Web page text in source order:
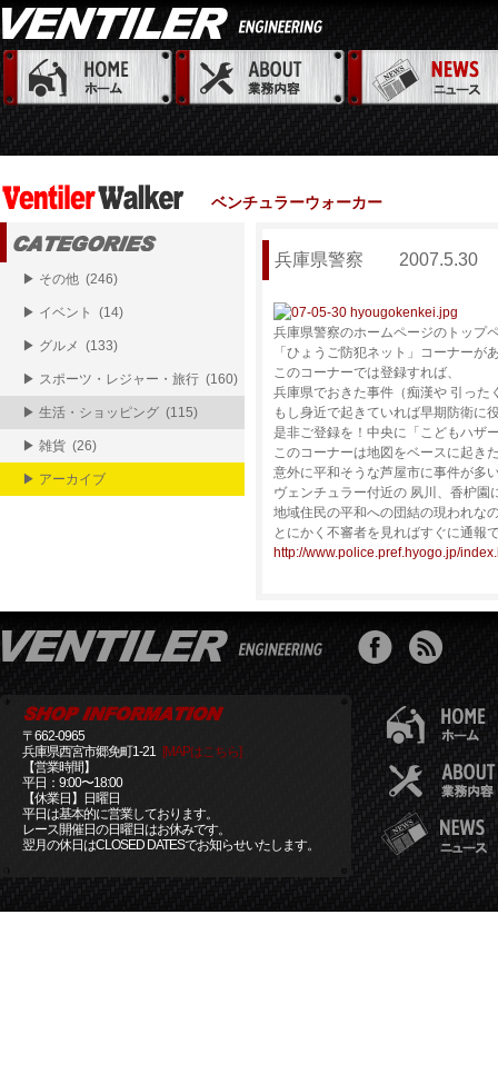
ベンチュラーウォーカー
兵庫県警察 2007.5.30
兵庫県警察のホームページのトップ
「ひょうご防犯ネット」コーナーが
このコーナーでは登録すれば、
兵庫県でおきた事件（痴漢や 引った
もし身近で起きていれば早期防衛に
是非ご登録を！中央に「こどもハザ
このコーナーは地図をベースに起き
意外に平和そうな芦屋市に事件が多
ヴェンチュラー付近の 夙川、香枦
地域住民の平和への団結の現われな
とにかく不審者を見ればすぐに通報
http://www.police.pref.hyogo.jp/
▶ その他 (246)
▶ イベント (14)
▶ グルメ (133)
▶ スポーツ・レジャー・旅行 (160)
▶ 生活・ショッピング (115)
▶ 雑貨 (26)
▶ アーカイブ
〒662-0965
兵庫県西宮市郷免町1-21 [MAPはこちら]
【営業時間】
平日：9:00〜18:00
【休業日】日曜日
平日は基本的に営業しております。
レース開催日の日曜日はお休みです。
翌月の休日はCLOSED DATESでお知らせいたします。